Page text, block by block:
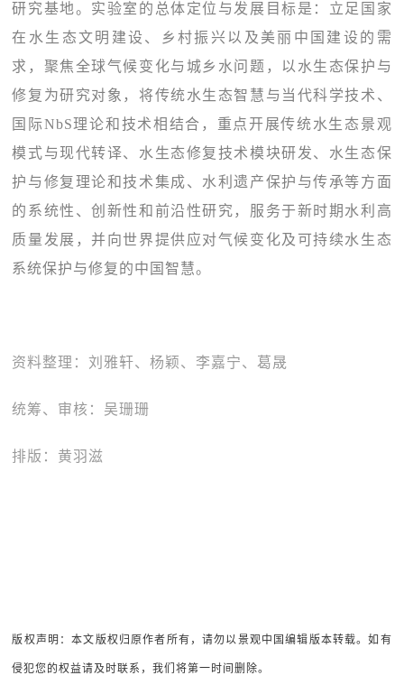
研究基地。实验室的总体定位与发展目标是：立足国家
在水生态文明建设、乡村振兴以及美丽中国建设的需
求，聚焦全球气候变化与城乡水问题，以水生态保护与
修复为研究对象，将传统水生态智慧与当代科学技术、
国际NbS理论和技术相结合，重点开展传统水生态景观
模式与现代转译、水生态修复技术模块研发、水生态保
护与修复理论和技术集成、水利遗产保护与传承等方面
的系统性、创新性和前沿性研究，服务于新时期水利高
质量发展，并向世界提供应对气候变化及可持续水生态
系统保护与修复的中国智慧。
资料整理：刘雅轩、杨颖、李嘉宁、葛晟
统筹、审核：吴珊珊
排版：黄羽滋
版权声明：本文版权归原作者所有，请勿以景观中国编辑版本转载。如有
侵犯您的权益请及时联系，我们将第一时间删除。